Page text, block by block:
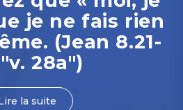
je ne fais rien
(Jean 8.21-
28a")
la suite